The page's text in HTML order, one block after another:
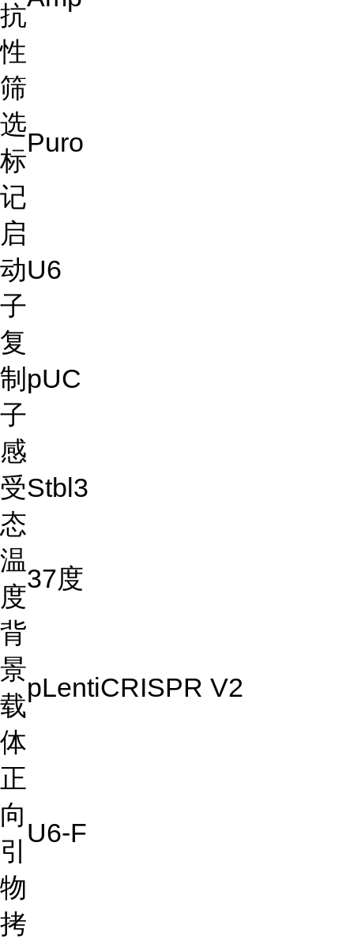
抗
性
筛
选
标
记
Puro
启
动
子
U6
复
制
子
pUC
感
受
态
Stbl3
温
度
37度
背
景
载
体
pLentiCRISPR V2
正
向
引
物
U6-F
拷